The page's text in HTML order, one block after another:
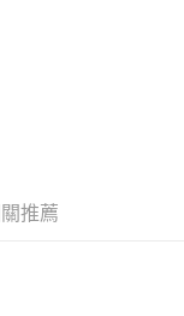
推薦